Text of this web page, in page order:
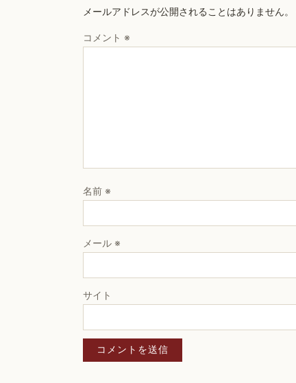
メールアドレスが公開されることはありません。
コメント ※
名前 ※
メール ※
サイト